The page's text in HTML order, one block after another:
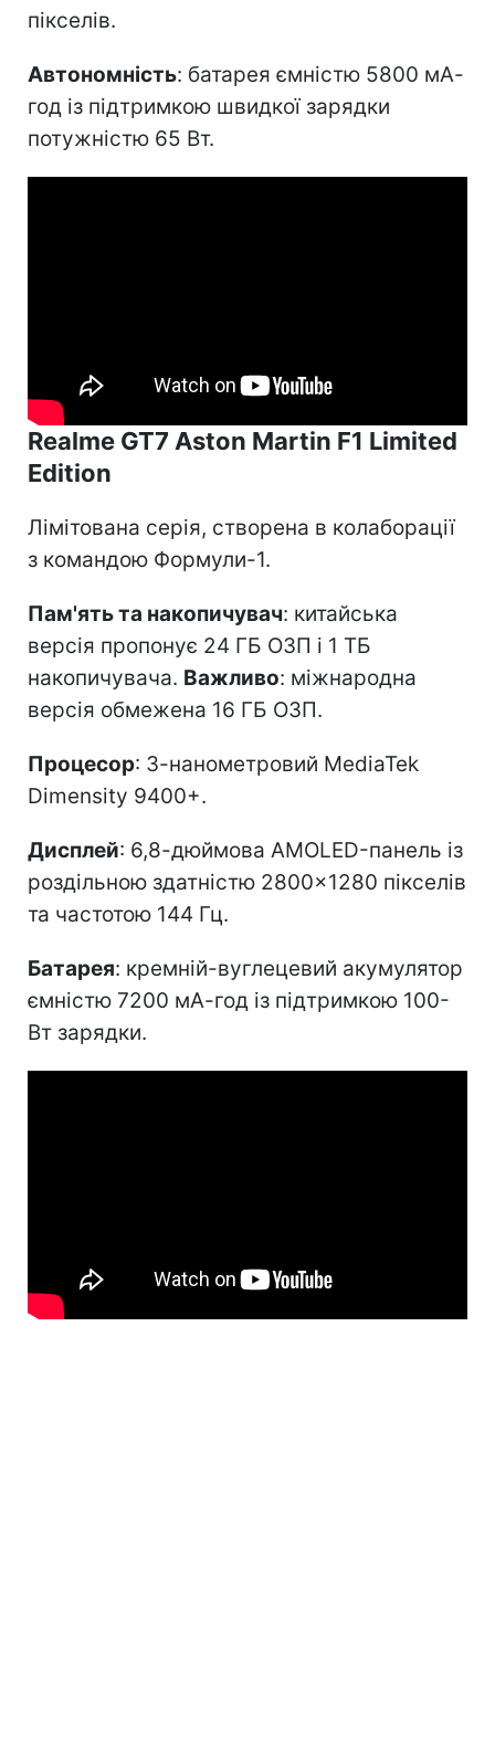
пікселів.
Автономність: батарея ємністю 5800 мА-
год із підтримкою швидкої зарядки
потужністю 65 Вт.
Realme GT7 Aston Martin F1 Limited
Edition
Лімітована серія, створена в колаборації
з командою Формули-1.
Пам'ять та накопичувач: китайська
версія пропонує 24 ГБ ОЗП і 1 ТБ
накопичувача. Важливо: міжнародна
версія обмежена 16 ГБ ОЗП.
Процесор: 3-нанометровий MediaTek
Dimensity 9400+.
Дисплей: 6,8-дюймова AMOLED-панель із
роздільною здатністю 2800×1280 пікселів
та частотою 144 Гц.
Батарея: кремній-вуглецевий акумулятор
ємністю 7200 мА-год із підтримкою 100-
Вт зарядки.